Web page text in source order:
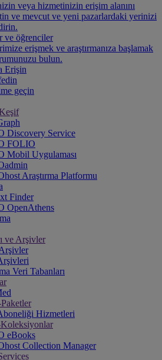
veya hizmetinizin erişim alanını
ve mevcut ve yeni pazarlardaki yerinizi
ve öğrenciler
erişmek ve araştırmanıza başlamak
bulun.
Erişin
geçin
Discovery Service
FOLIO
Mobil Uygulaması
Araştırma Platformu
Finder
OpenAthens
ve Arşivler
Veri Tabanları
Hizmetleri
eBooks
Collection Manager